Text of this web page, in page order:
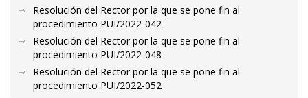
Resolución del Rector por la que se pone fin al
procedimiento PUI/2022-042
Resolución del Rector por la que se pone fin al
procedimiento PUI/2022-048
Resolución del Rector por la que se pone fin al
procedimiento PUI/2022-052